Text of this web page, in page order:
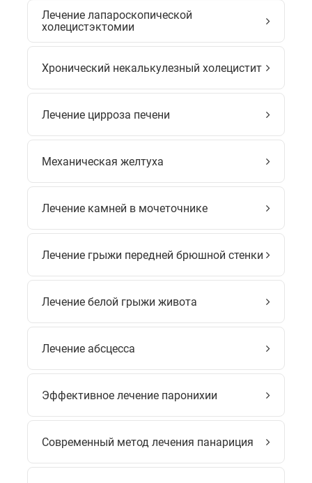
Лечение лапароскопической
холецистэктомии
Хронический некалькулезный холецистит
Лечение цирроза печени
Механическая желтуха
Лечение камней в мочеточнике
Лечение грыжи передней брюшной стенки
Лечение белой грыжи живота
Лечение абсцесса
Эффективное лечение паронихии
Современный метод лечения панариция